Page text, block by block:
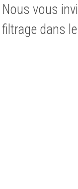
Nous vous
filtrage dans